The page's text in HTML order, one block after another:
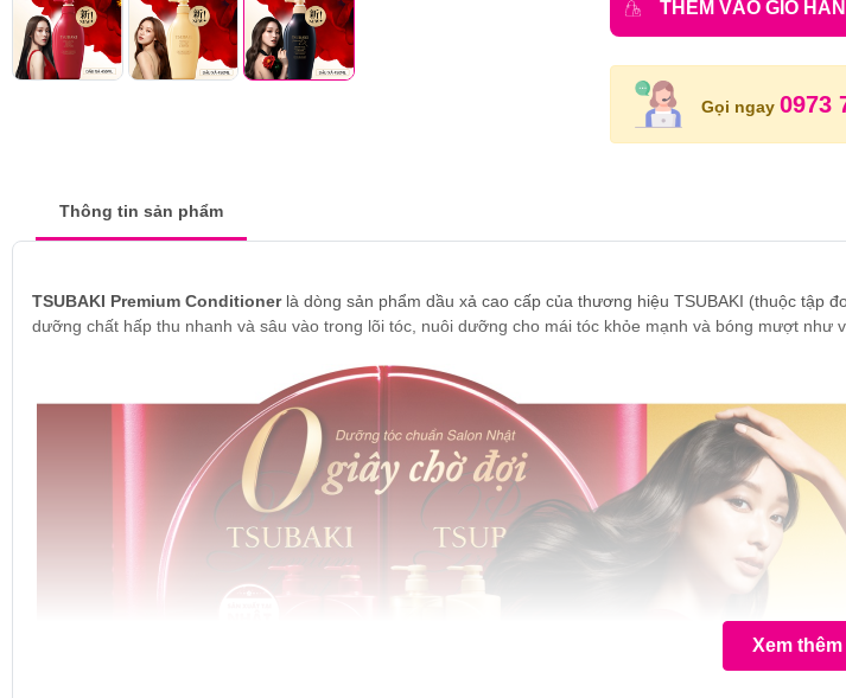
THÊM VÀO GIỎ
Gọi ngay 0973
Thông tin sản phẩm
TSUBAKI Premium Conditionerlà dòng sản phẩm dầu xả cao cấp của thương hiệu TSUBAKI (thuộc tập
dưỡng chất hấp thu nhanh và sâu vào trong lõi tóc, nuôi dưỡng cho mái tóc khỏe mạnh và bóng mượt
Xem thêm